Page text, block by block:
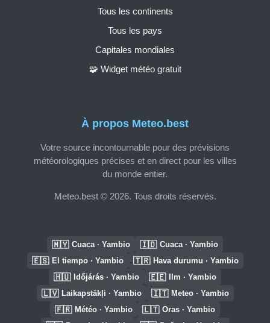
À propos Meteo.best
Votre source incontournable pour des prévisions
météorologiques précises et en direct pour les villes
du monde entier.
Meteo.best © 2026. Tous droits réservés.
Tous les continents
Tous les pays
Capitales mondiales
🧩 Widget météo gratuit
🇲🇾 Cuaca · Yambio 🇮🇩 Cuaca · Yambio
🇪🇸 El tiempo · Yambio 🇹🇷 Hava durumu · Yambio
🇭🇺 Időjárás · Yambio 🇪🇪 Ilm · Yambio
🇱🇻 Laikapstākļi · Yambio 🇮🇹 Meteo · Yambio
🇫🇷 Météo · Yambio 🇱🇹 Oras · Yambio